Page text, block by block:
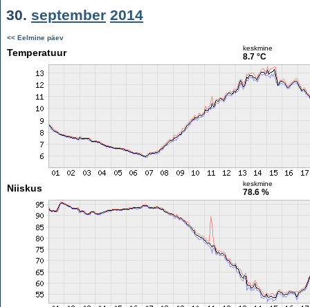
30. september 2014
<< Eelmine päev
Temperatuur keskmine
8.7 °C
Niiskus keskmine
78.6 %